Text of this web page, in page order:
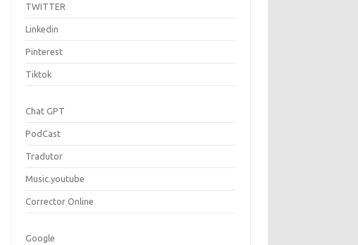
TWITTER
Linkedin
Pinterest
Tiktok
Chat GPT
PodCast
Tradutor
Music.youtube
Corrector Online
Google